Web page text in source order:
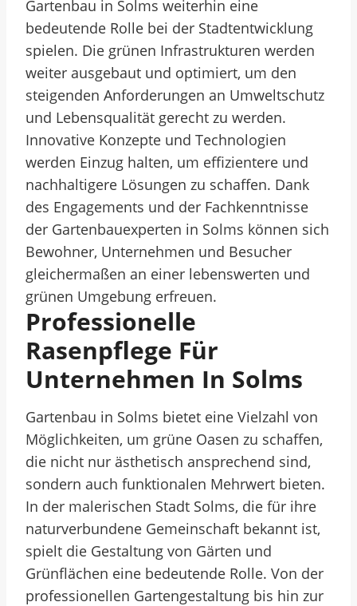
Gartenbau in Solms weiterhin eine
bedeutende Rolle bei der Stadtentwicklung
spielen. Die grünen Infrastrukturen werden
weiter ausgebaut und optimiert, um den
steigenden Anforderungen an Umweltschutz
und Lebensqualität gerecht zu werden.
Innovative Konzepte und Technologien
werden Einzug halten, um effizientere und
nachhaltigere Lösungen zu schaffen. Dank
des Engagements und der Fachkenntnisse
der Gartenbauexperten in Solms können sich
Bewohner, Unternehmen und Besucher
gleichermaßen an einer lebenswerten und
grünen Umgebung erfreuen.
Professionelle
Rasenpflege Für
Unternehmen In Solms
Gartenbau in Solms bietet eine Vielzahl von
Möglichkeiten, um grüne Oasen zu schaffen,
die nicht nur ästhetisch ansprechend sind,
sondern auch funktionalen Mehrwert bieten.
In der malerischen Stadt Solms, die für ihre
naturverbundene Gemeinschaft bekannt ist,
spielt die Gestaltung von Gärten und
Grünflächen eine bedeutende Rolle. Von der
professionellen Gartengestaltung bis hin zur